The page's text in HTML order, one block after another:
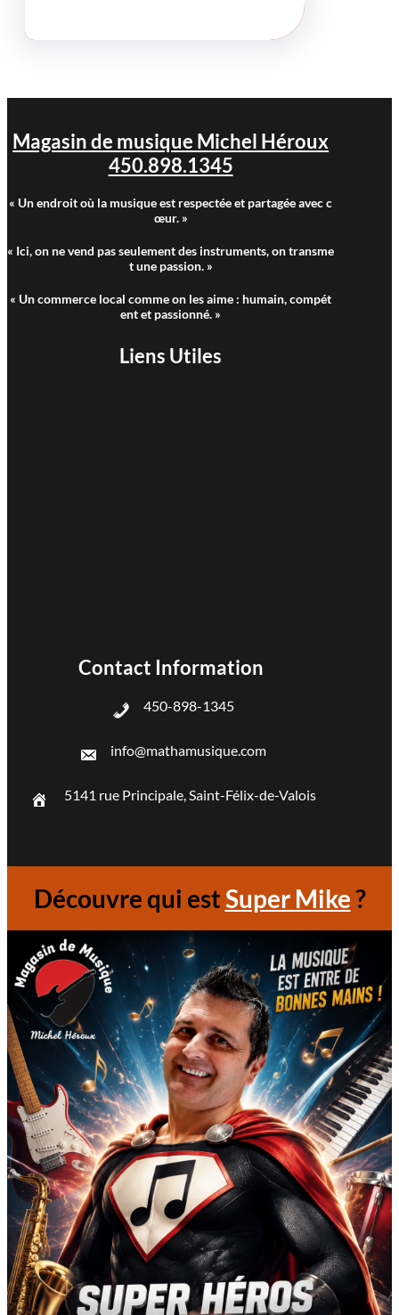
Magasin de musique Michel Héroux
450.898.1345
« Un endroit où la musique est respectée et partagée avec c
œur. »
« Ici, on ne vend pas seulement des instruments, on transme
t une passion. »
« Un commerce local comme on les aime : humain, compét
ent et passionné. »
Liens Utiles
Contact Information
450-898-1345
info@mathamusique.com
5141 rue Principale, Saint-Félix-de-Valois
Découvre qui estSuper Mike?